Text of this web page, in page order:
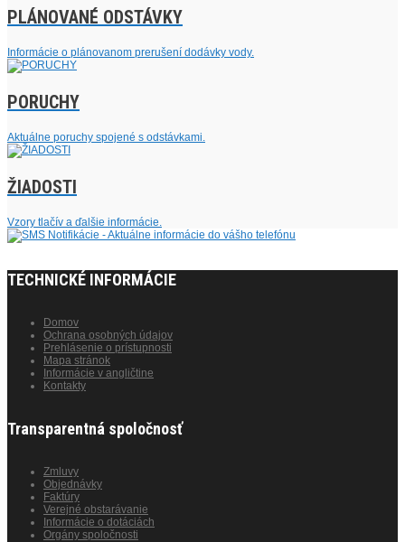
PLÁNOVANÉ ODSTÁVKY
Informácie o plánovanom prerušení dodávky vody.
PORUCHY
Aktuálne poruchy spojené s odstávkami.
ŽIADOSTI
Vzory tlačív a ďalšie informácie.
TECHNICKÉ INFORMÁCIE
Domov
Ochrana osobných údajov
Prehlásenie o prístupnosti
Mapa stránok
Informácie v angličtine
Kontakty
Transparentná spoločnosť
Zmluvy
Objednávky
Faktúry
Verejné obstarávanie
Informácie o dotáciách
Orgány spoločnosti